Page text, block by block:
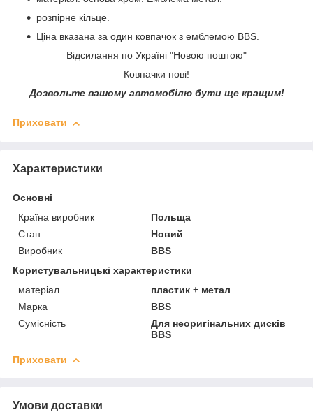
розпірне кільце.
Ціна вказана за один ковпачок з емблемою BBS.
Відсилання по Україні "Новою поштою"
Ковпачки нові!
Дозвольте вашому автомобілю бути ще кращим!
Приховати
Характеристики
Основні
Країна виробник
Польща
Стан
Новий
Виробник
BBS
Користувальницькі характеристики
матеріал
пластик + метал
Марка
BBS
Сумісність
Для неоригінальних дисків
BBS
Приховати
Умови доставки